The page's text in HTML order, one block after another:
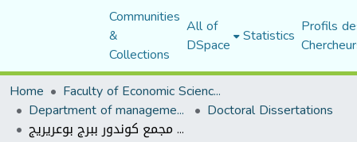
Communities
&
Collections
All of
DSpace Statistics Profils
Home
Faculty of Economic Sciences, Commerce and Management Sciences
Department of management sciences Doctoral Dissertations
دور القيادة التحويلية في تحقيق التميز التنظيمي بالمؤسسة الاقتصادية - دراسة حالة مجمع كوندور ببرج بوعريريج